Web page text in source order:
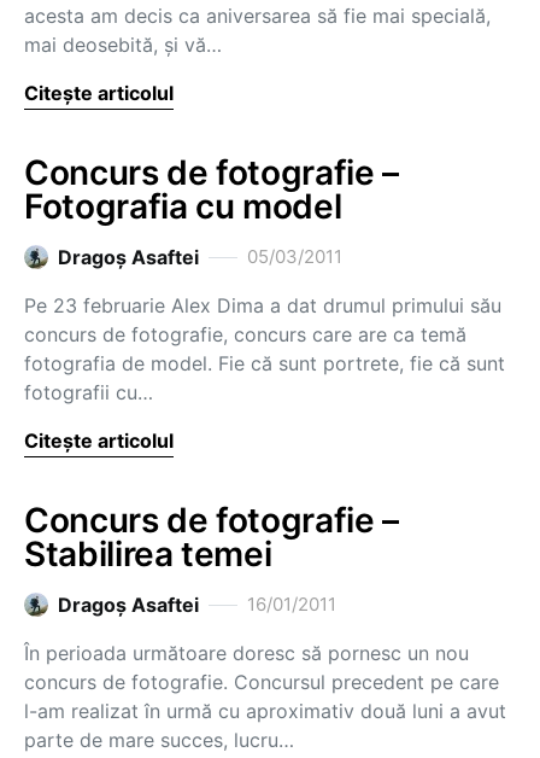
acesta am decis ca aniversarea să fie mai specială,
mai deosebită, și vă…
Citește articolul
Concurs de fotografie –
Fotografia cu model
Dragoş Asaftei 05/03/2011
Pe 23 februarie Alex Dima a dat drumul primului său
concurs de fotografie, concurs care are ca temă
fotografia de model. Fie că sunt portrete, fie că sunt
fotografii cu…
Citește articolul
Concurs de fotografie –
Stabilirea temei
Dragoş Asaftei 16/01/2011
În perioada următoare doresc să pornesc un nou
concurs de fotografie. Concursul precedent pe care
l-am realizat în urmă cu aproximativ două luni a avut
parte de mare succes, lucru…